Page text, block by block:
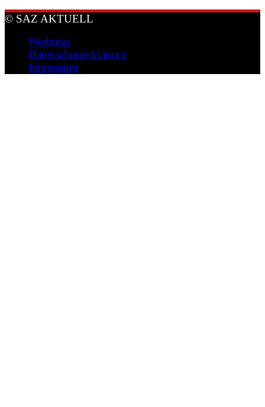
© SAZ AKTUELL
Werbung
Datenschutzerklärung
Impressum